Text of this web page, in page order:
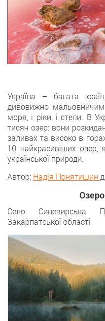
Україна – багата
дивовижно
моря, і ріки, і степи. В
тисяч озер: вони
заливах та високо в
10 найкрасивіших озер,
української природи.
Автор: Надія Понятишин
Село Синевирська
Закарпатської області